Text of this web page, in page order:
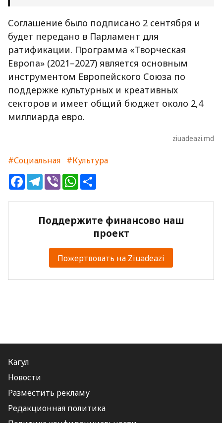
Соглашение было подписано 2 сентября и
будет передано в Парламент для
ратификации. Программа «Творческая
Европа» (2021–2027) является основным
инструментом Европейского Союза по
поддержке культурных и креативных
секторов и имеет общий бюджет около 2,4
миллиарда евро.
ziuadeazi.md
#Социальная #Культура
FacebookTelegram
ViberWhatsApp
Поддержите финансово наш
проект
Пожертвовать на Ziuadeazi
Кагул
Новости
Разместить рекламу
Редакционная политика